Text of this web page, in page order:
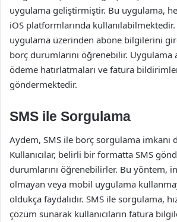
uygulama geliştirmiştir. Bu uygulama,
iOS platformlarında kullanılabilmektedir.
uygulama üzerinden abone bilgilerini
borç durumlarını öğrenebilir. Uygulama
ödeme hatırlatmaları ve fatura
göndermektedir.
SMS ile Sorgulama
Aydem, SMS ile borç sorgulama imkanı
Kullanıcılar, belirli bir formatta SMS
durumlarını öğrenebilirler. Bu yöntem,
olmayan veya mobil uygulama
oldukça faydalıdır. SMS ile sorgulama,
çözüm sunarak kullanıcıların fatura